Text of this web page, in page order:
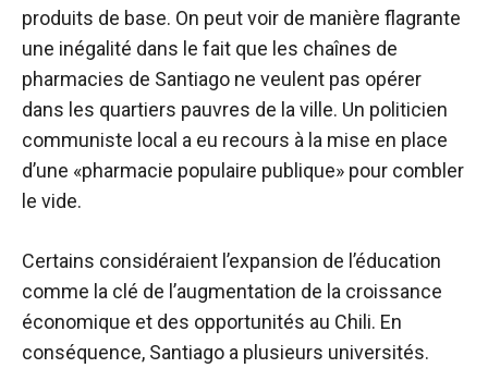
produits de base. On peut voir de manière flagrante
une inégalité dans le fait que les chaînes de
pharmacies de Santiago ne veulent pas opérer
dans les quartiers pauvres de la ville. Un politicien
communiste local a eu recours à la mise en place
d’une «pharmacie populaire publique» pour combler
le vide.
Certains considéraient l’expansion de l’éducation
comme la clé de l’augmentation de la croissance
économique et des opportunités au Chili. En
conséquence, Santiago a plusieurs universités.